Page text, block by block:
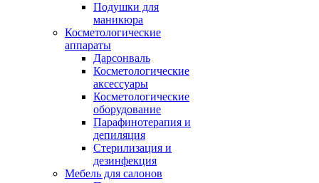
Подушки для
маникюра
Косметологические
аппараты
Дарсонваль
Косметологические
аксессуары
Косметологические
оборудование
Парафинотерапия и
депиляция
Стерилизация и
дезинфекция
Мебель для салонов